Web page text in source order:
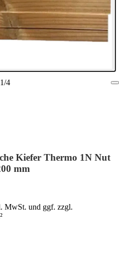
1/4
Kiefer Thermo 1N Nut
mm
MwSt. und ggf. zzgl.